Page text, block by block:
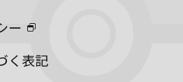
ー
く表記